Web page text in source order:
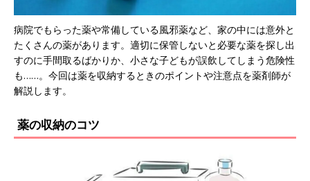
病院でもらった薬や常備している風邪薬など、家の中には意外と
たくさんの薬があります。適切に保管しないと必要な薬を探し出
すのに手間取るばかりか、小さな子どもが誤飲してしまう危険性
も……。今回は薬を収納するときのポイントや注意点を薬剤師が
解説します。
薬の収納のコツ